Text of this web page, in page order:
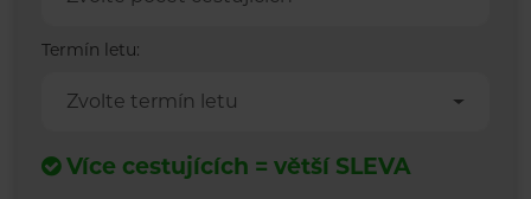
Termín letu:
Zvolte termín letu
Více cestujících = větší SLEVA